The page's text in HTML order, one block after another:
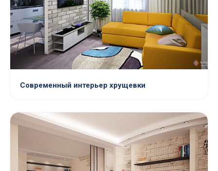
Современный интерьер хрущевки